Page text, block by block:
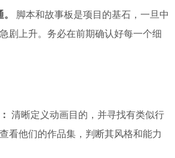
脚本和故事板是项目的基石，一旦中
剧上升。务必在前期确认好每一个细
清晰定义动画目的，并寻找有类似行
看他们的作品集，判断其风格和能力